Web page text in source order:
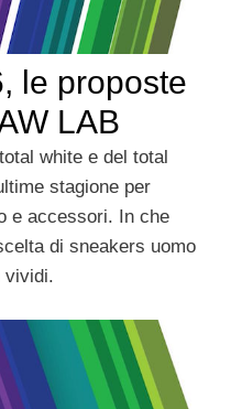
le proposte
LAB
white e del total
stagione per
e accessori. In che
di sneakers uomo
vividi.